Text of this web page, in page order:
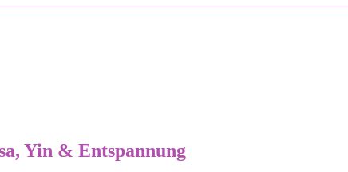
Yin & Entspannung